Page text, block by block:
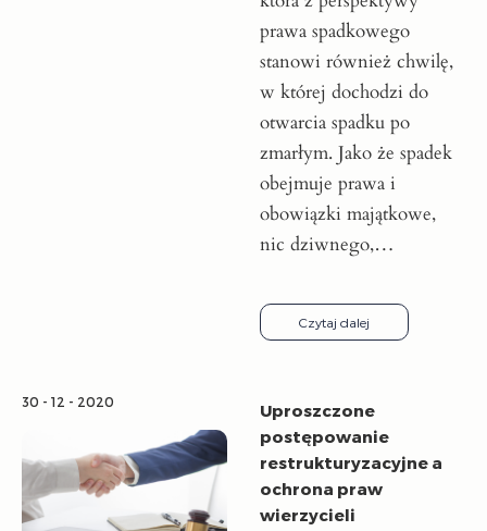
prawa spadkowego
stanowi również chwilę,
w której dochodzi do
otwarcia spadku po
zmarłym. Jako że spadek
obejmuje prawa i
obowiązki majątkowe,
nic dziwnego,…
Czytaj dalej
30 - 12 - 2020
Uproszczone
postępowanie
restrukturyzacyjne a
ochrona praw
wierzycieli